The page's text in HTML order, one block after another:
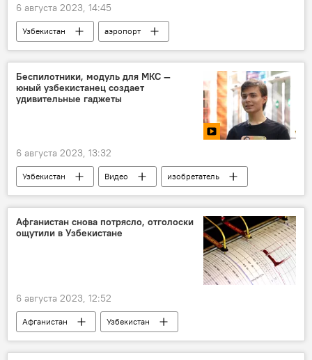
6 августа 2023, 14:45
Узбекистан
аэропорт
Аэропорт Ташкента
Uzbekistan Airports
Беспилотники, модуль для МКС —
юный узбекистанец создает
удивительные гаджеты
6 августа 2023, 13:32
Узбекистан Видео
изобретатель
Беспилотник
Афганистан снова потрясло, отголоски
ощутили в Узбекистане
6 августа 2023, 12:52
Афганистан
Узбекистан
землетрясение
магнитуда